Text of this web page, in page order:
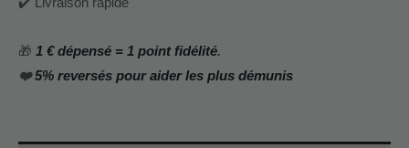
🎁 1 € dépensé = 1 point fidélité.
❤️5% reversés pour aider les plus démunis